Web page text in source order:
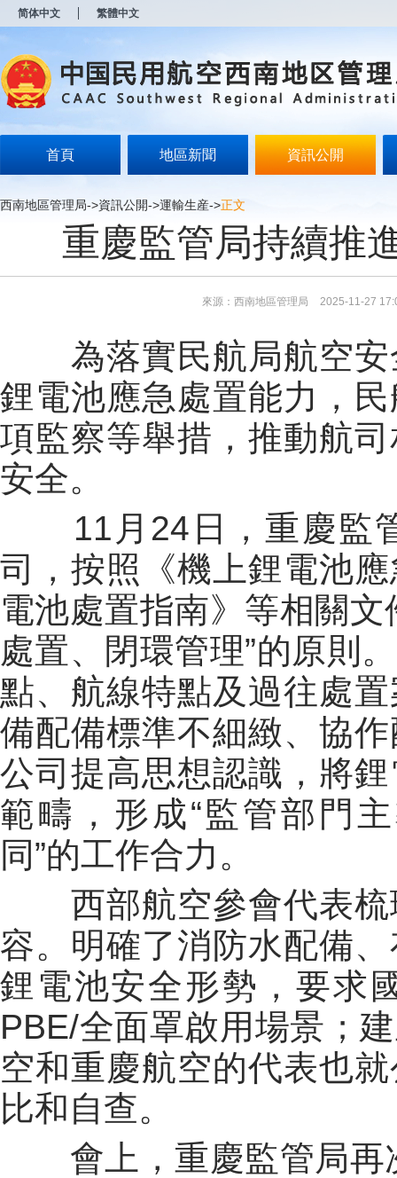
简体中文 繁體中文
首頁 地區新聞 資訊公開
西南地區管理局->資訊公開->運輸生産->正文
重慶監管局持續推
來源：西南地區管理局 2025-11-27
為落實民航局航空
鋰電池應急處置能力，
項監察等舉措，推動航
安全。
11月24日，重慶監
司，按照《機上鋰電池
電池處置指南》等相關
處置、閉環管理”的原則
點、航線特點及過往處
備配備標準不細緻、協
公司提高思想認識，將
範疇，形成“監管部門
同”的工作合力。
西部航空參會代表
容。明確了消防水配備
鋰電池安全形勢，要求
PBE/全面罩啟用場景；
空和重慶航空的代表也
比和自查。
會上，重慶監管局再
开
无
障
说
按
Alt
键